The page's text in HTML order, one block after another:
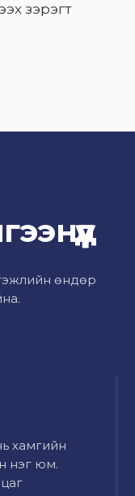
зэрэгт
өндөр
хамгийн
нэг юм.